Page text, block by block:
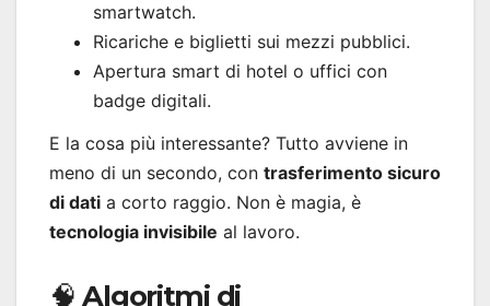
smartwatch.
Ricariche e biglietti sui mezzi pubblici.
Apertura smart di hotel o uffici con
badge digitali.
E la cosa più interessante? Tutto avviene in
meno di un secondo, con trasferimento sicuro
di dati a corto raggio. Non è magia, è
tecnologia invisibile al lavoro.
🧠 Algoritmi di